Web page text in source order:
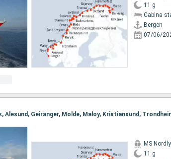
11 g
Cabina
Bergen
07/06/
MS
11 g